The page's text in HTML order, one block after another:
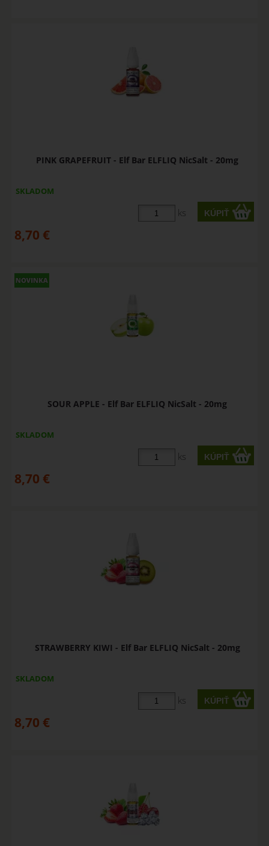
PINK GRAPEFRUIT - Elf Bar ELFLIQ NicSalt - 20mg
SKLADOM
ks
8,70 €
SOUR APPLE - Elf Bar ELFLIQ NicSalt - 20mg
SKLADOM
ks
8,70 €
STRAWBERRY KIWI - Elf Bar ELFLIQ NicSalt - 20mg
SKLADOM
ks
8,70 €